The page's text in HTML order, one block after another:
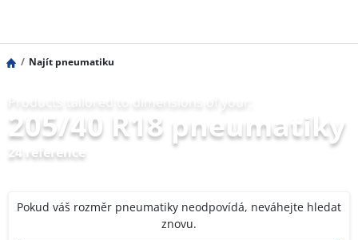
Najít pneumatiku
205/40 R18 pneumatiky
24 reference
Pokud váš rozměr pneumatiky neodpovídá, neváhejte hledat
znovu.